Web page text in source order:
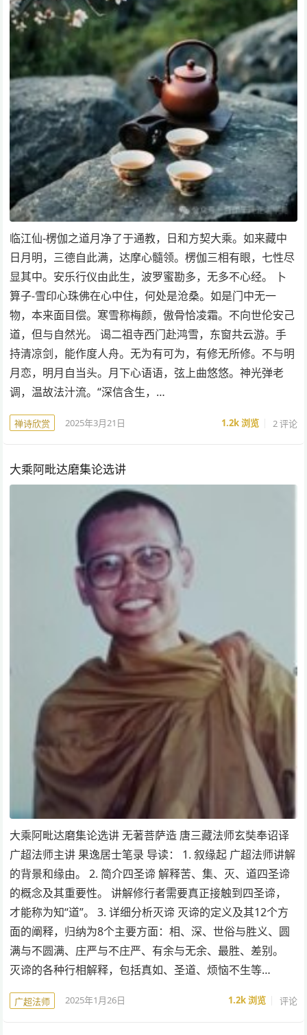
临江仙-楞伽之道月净了于通教，日和方契大乘。如来藏中
日月明，三德自此满，达摩心髓领。楞伽三相有眼，七性尽
显其中。安乐行仪由此生，波罗蜜勘多，无多不心经。 卜
算子-雪印心珠佛在心中住，何处是沧桑。如是门中无一
物，本来面目偿。寒雪称梅颜，傲骨恰凌霜。不向世伦安己
道，但与自然光。 谒二祖寺西门赴鸿雪，东窗共云游。手
持清凉剑，能作度人舟。无为有可为，有修无所修。不与明
月恋，明月自当头。月下心语语，弦上曲悠悠。神光弹老
调，温故法汁流。“深信含生，…
禅诗欣赏 2025年3月21日 1.2k浏览 2 评论
大乘阿毗达磨集论选讲
大乘阿毗达磨集论选讲 无著菩萨造 唐三藏法师玄奘奉诏译
广超法师主讲 果逸居士笔录 导读： 1. 叙缘起 广超法师讲解
的背景和缘由。 2. 简介四圣谛 解释苦、集、灭、道四圣谛
的概念及其重要性。 讲解修行者需要真正接触到四圣谛，
才能称为知“道”。 3. 详细分析灭谛 灭谛的定义及其12个方
面的阐释，归纳为8个主要方面：相、深、世俗与胜义、圆
满与不圆满、庄严与不庄严、有余与无余、最胜、差别。
灭谛的各种行相解释，包括真如、圣道、烦恼不生等…
广超法师 2025年1月26日 1.2k浏览 评论